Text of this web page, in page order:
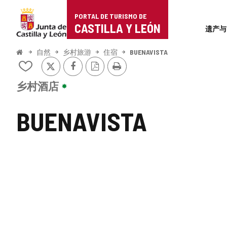
Portal
de
Turismo
Castilla
León
PORTAL DE TURISMO DE
CASTILLA Y LEÓN 遗产
开
始
自然 乡村旅游 住宿 BUENAVISTA
BUENAVISTA
从
的
笔
本
中
推
特
FacebookPDF
版
打
印
乡村酒店